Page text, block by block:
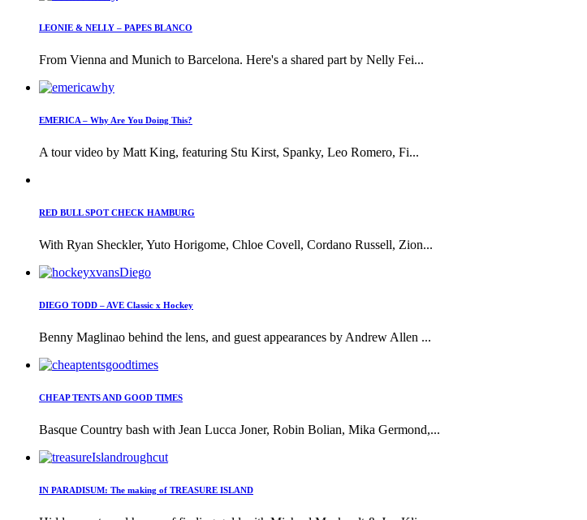
LEONIE & NELLY – PAPES BLANCO
From Vienna and Munich to Barcelona. Here's a shared part by Nelly Fei...
EMERICA – Why Are You Doing This?
A tour video by Matt King, featuring Stu Kirst, Spanky, Leo Romero, Fi...
RED BULL SPOT CHECK HAMBURG
With Ryan Sheckler, Yuto Horigome, Chloe Covell, Cordano Russell, Zion...
DIEGO TODD – AVE Classic x Hockey
Benny Maglinao behind the lens, and guest appearances by Andrew Allen ...
CHEAP TENTS AND GOOD TIMES
Basque Country bash with Jean Lucca Joner, Robin Bolian, Mika Germond,...
IN PARADISUM: The making of TREASURE ISLAND